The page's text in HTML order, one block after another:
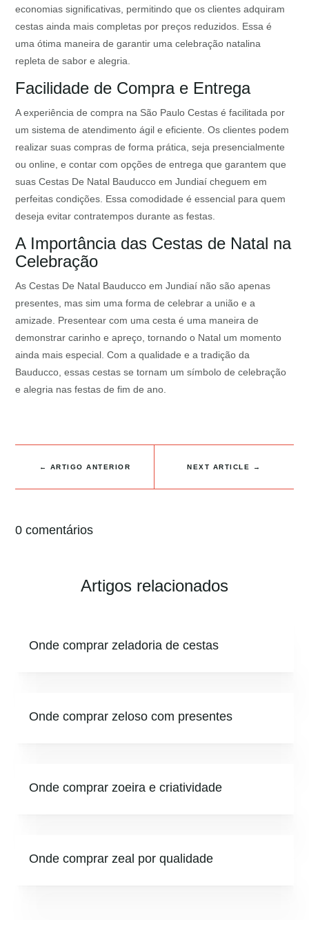
economias significativas, permitindo que os clientes adquiram
cestas ainda mais completas por preços reduzidos. Essa é
uma ótima maneira de garantir uma celebração natalina
repleta de sabor e alegria.
Facilidade de Compra e Entrega
A experiência de compra na São Paulo Cestas é facilitada por
um sistema de atendimento ágil e eficiente. Os clientes podem
realizar suas compras de forma prática, seja presencialmente
ou online, e contar com opções de entrega que garantem que
suas Cestas De Natal Bauducco em Jundiaí cheguem em
perfeitas condições. Essa comodidade é essencial para quem
deseja evitar contratempos durante as festas.
A Importância das Cestas de Natal na
Celebração
As Cestas De Natal Bauducco em Jundiaí não são apenas
presentes, mas sim uma forma de celebrar a união e a
amizade. Presentear com uma cesta é uma maneira de
demonstrar carinho e apreço, tornando o Natal um momento
ainda mais especial. Com a qualidade e a tradição da
Bauducco, essas cestas se tornam um símbolo de celebração
e alegria nas festas de fim de ano.
← ARTIGO ANTERIOR NEXT ARTICLE →
0 comentários
Artigos relacionados
Onde comprar zeladoria de cestas
Onde comprar zeloso com presentes
Onde comprar zoeira e criatividade
Onde comprar zeal por qualidade